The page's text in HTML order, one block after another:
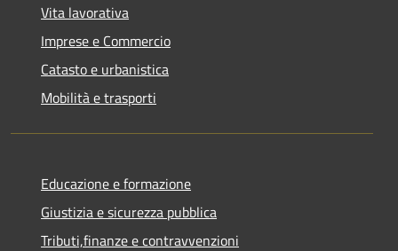
Vita lavorativa
Imprese e Commercio
Catasto e urbanistica
Mobilità e trasporti
Educazione e formazione
Giustizia e sicurezza pubblica
Tributi,finanze e contravvenzioni